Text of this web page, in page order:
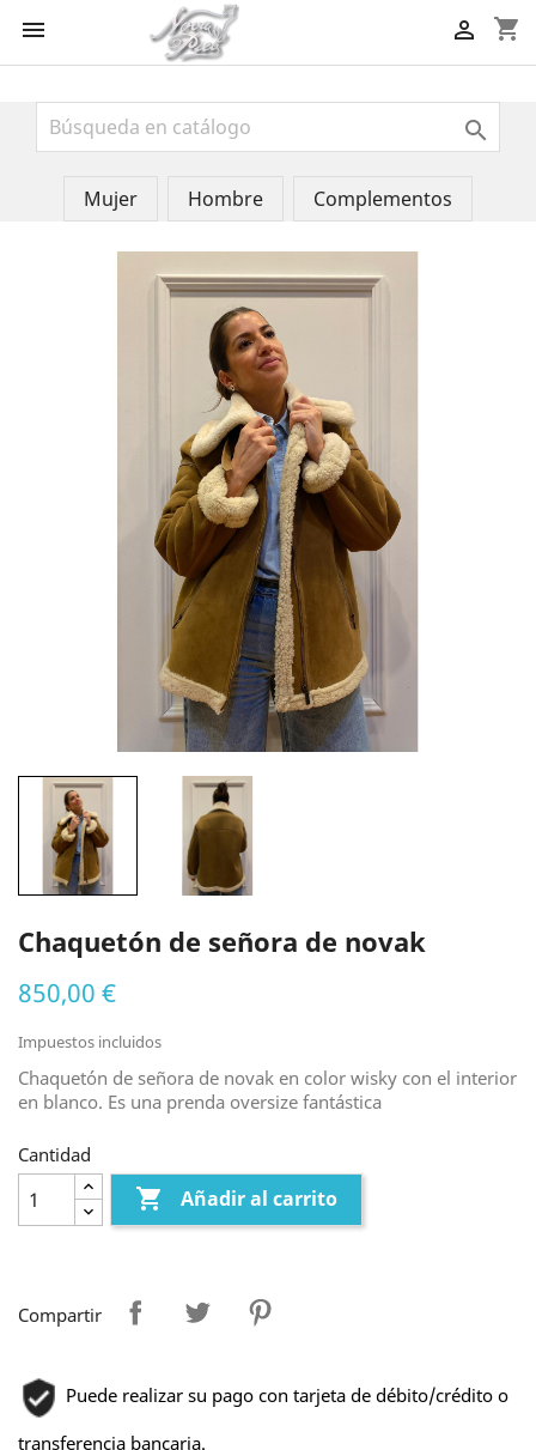
 shopping_cart


Mujer Hombre Complementos
Chaquetón de señora de novak
850,00 €
Impuestos incluidos
Chaquetón de señora de novak en color wisky con el interior
en blanco. Es una prenda oversize fantástica
Cantidad
 Añadir al carrito
Compartir
Puede realizar su pago con tarjeta de débito/crédito o
transferencia bancaria.